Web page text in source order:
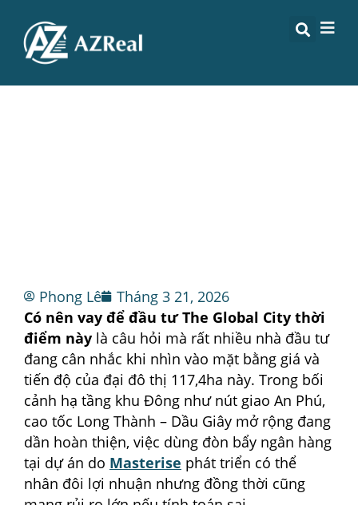
Phong Lê
Tháng 3 21, 2026
Có nên vay để đầu tư The Global City thời
điểm này là câu hỏi mà rất nhiều nhà đầu tư
đang cân nhắc khi nhìn vào mặt bằng giá và
tiến độ của đại đô thị 117,4ha này. Trong bối
cảnh hạ tầng khu Đông như nút giao An Phú,
cao tốc Long Thành – Dầu Giây mở rộng đang
dần hoàn thiện, việc dùng đòn bẩy ngân hàng
tại dự án do Masterise phát triển có thể
nhân đôi lợi nhuận nhưng đồng thời cũng